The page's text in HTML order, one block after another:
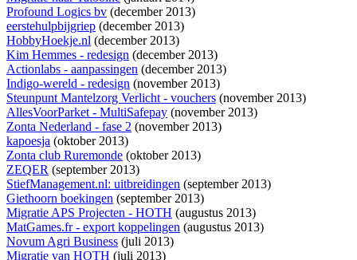
Profound Logics bv (december 2013)
eerstehulpbijgriep (december 2013)
HobbyHoekje.nl (december 2013)
Kim Hemmes - redesign (december 2013)
Actionlabs - aanpassingen (december 2013)
Indigo-wereld - redesign (november 2013)
Steunpunt Mantelzorg Verlicht - vouchers (november 2013)
AllesVoorParket - MultiSafepay (november 2013)
Zonta Nederland - fase 2 (november 2013)
kapoesja (oktober 2013)
Zonta club Ruremonde (oktober 2013)
ZEQER (september 2013)
StiefManagement.nl: uitbreidingen (september 2013)
Giethoorn boekingen (september 2013)
Migratie APS Projecten - HOTH (augustus 2013)
MatGames.fr - export koppelingen (augustus 2013)
Novum Agri Business (juli 2013)
Migratie van HOTH (juli 2013)